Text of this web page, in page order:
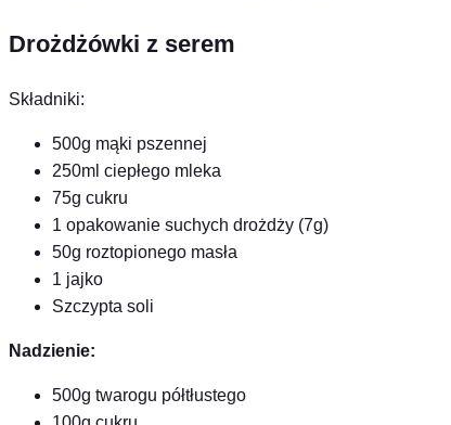
Drożdżówki z serem
Składniki:
500g mąki pszennej
250ml ciepłego mleka
75g cukru
1 opakowanie suchych drożdży (7g)
50g roztopionego masła
1 jajko
Szczypta soli
Nadzienie:
500g twarogu półtłustego